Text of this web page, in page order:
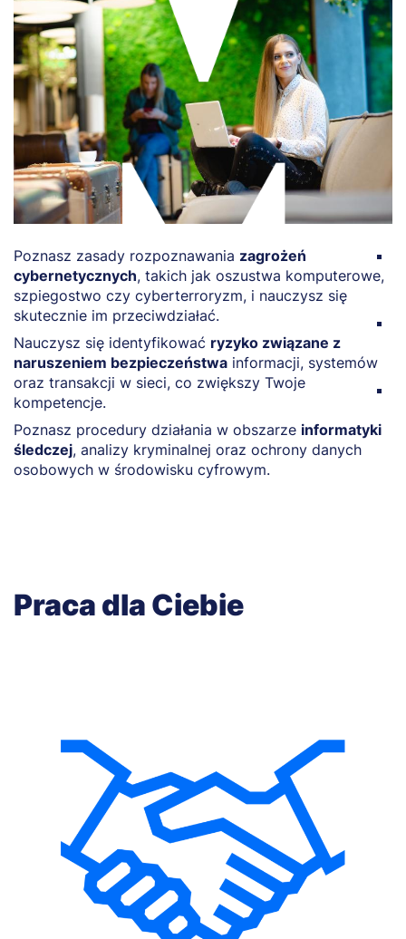
Poznasz zasady rozpoznawania zagrożeń
cybernetycznych, takich jak oszustwa komputerowe,
szpiegostwo czy cyberterroryzm, i nauczysz się
skutecznie im przeciwdziałać.
Nauczysz się identyfikować ryzyko związane z
naruszeniem bezpieczeństwa informacji, systemów
oraz transakcji w sieci, co zwiększy Twoje
kompetencje.
Poznasz procedury działania w obszarze informatyki
śledczej, analizy kryminalnej oraz ochrony danych
osobowych w środowisku cyfrowym.
Praca dla Ciebie